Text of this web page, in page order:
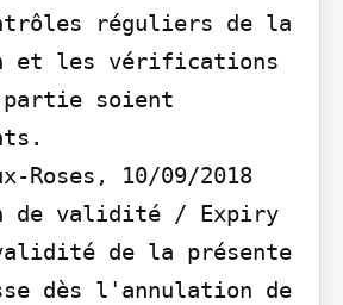
réguliers de la
et les vérifications
soient
Roses, 10/09/2018
de validité / Expiry
de la présente
dès l'annulation de